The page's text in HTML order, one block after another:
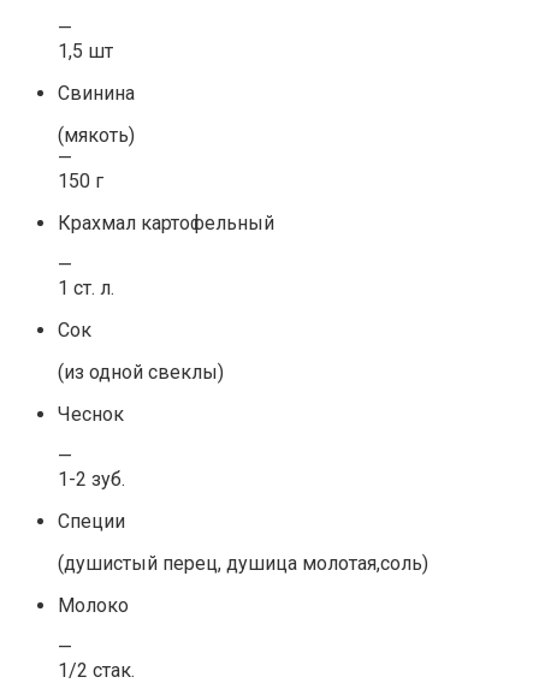
—
1,5 шт
Свинина
(мякоть)
—
150 г
Крахмал картофельный
—
1 ст. л.
Сок
(из одной свеклы)
Чеснок
—
1-2 зуб.
Специи
(душистый перец, душица молотая,соль)
Молоко
—
1/2 стак.